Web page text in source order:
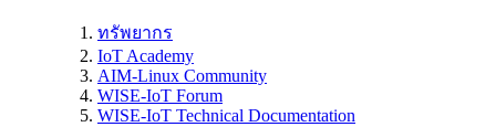
ทรัพยากร
IoT Academy
AIM-Linux Community
WISE-IoT Forum
WISE-IoT Technical Documentation